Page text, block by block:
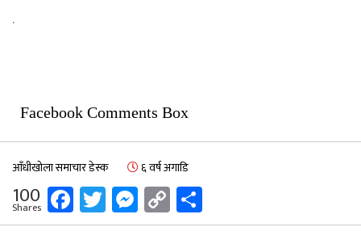
.
Facebook Comments Box
आँधीखोला समाचार डेस्क ६ वर्ष अगाडि
100
Shares Facebook
Twitter
Messenger
Copy
Link